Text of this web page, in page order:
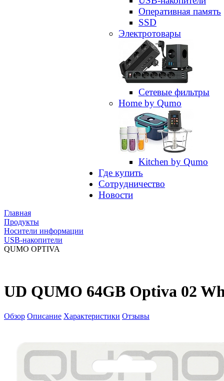
Оперативная память
SSD
Электротовары
Сетевые фильтры
Home by Qumo
Kitchen by Qumo
Где купить
Сотрудничество
Новости
Главная
Продукты
Носители информации
USB-накопители
QUMO OPTIVA
UD QUMO 64GB Optiva 02
Обзор Описание Характеристики Отзывы